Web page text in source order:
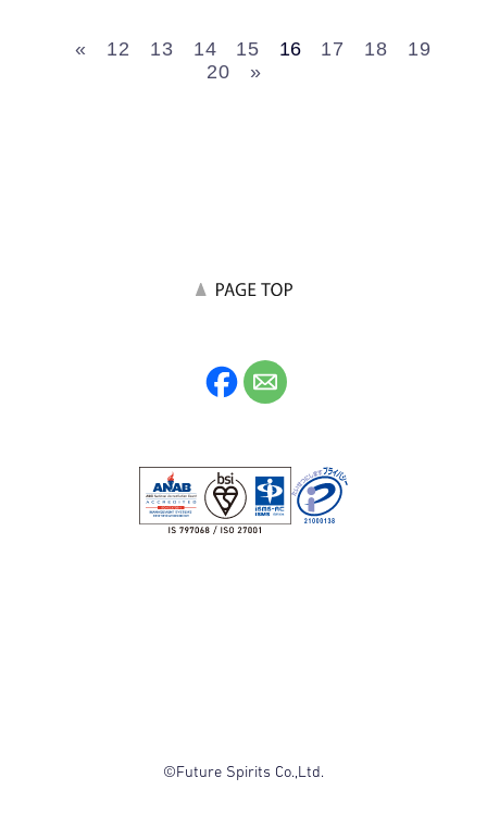
« 12 13 14 15 16 17 18
19
20
»
©Future Spirits Co.,Ltd.